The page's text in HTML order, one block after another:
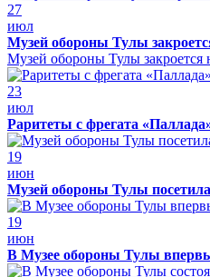
27
июл
Музей обороны Тулы
Музей обороны Тулы
23
июл
Раритеты с фрегата
19
июн
Музей обороны Тулы
19
июн
В Музее обороны Тулы